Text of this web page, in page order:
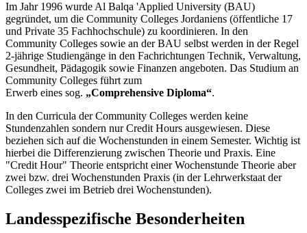
Im Jahr 1996 wurde Al Balqa 'Applied University (BAU)
gegründet, um die Community Colleges Jordaniens (öffentliche 17
und Private 35 Fachhochschule) zu koordinieren. In den
Community Colleges sowie an der BAU selbst werden in der Regel
2-jährige Studiengänge in den Fachrichtungen Technik, Verwaltung,
Gesundheit, Pädagogik sowie Finanzen angeboten. Das Studium an
Community Colleges führt zum
Erwerb eines sog. „Comprehensive Diploma“.
In den Curricula der Community Colleges werden keine
Stundenzahlen sondern nur Credit Hours ausgewiesen. Diese
beziehen sich auf die Wochenstunden in einem Semester. Wichtig ist
hierbei die Differenzierung zwischen Theorie und Praxis. Eine
"Credit Hour" Theorie entspricht einer Wochenstunde Theorie aber
zwei bzw. drei Wochenstunden Praxis (in der Lehrwerkstaat der
Colleges zwei im Betrieb drei Wochenstunden).
Landesspezifische Besonderheiten